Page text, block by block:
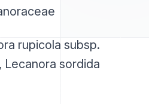
rupicola subsp.
Lecanora sordida